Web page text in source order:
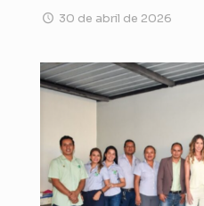
30 de abril de 2026